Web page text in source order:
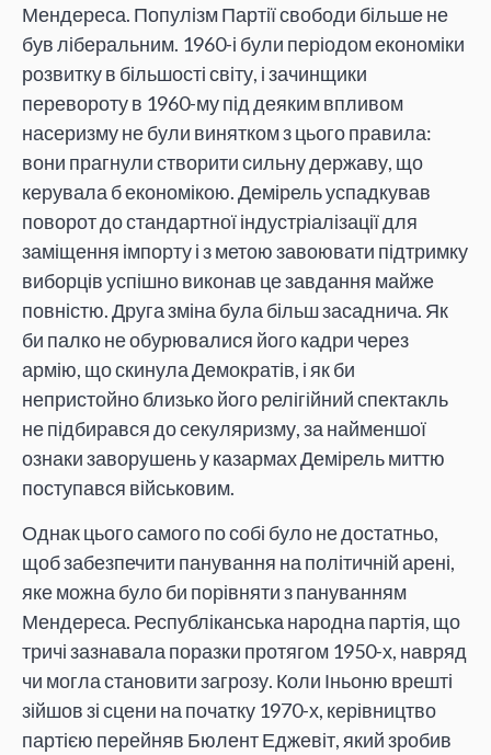
Мендереса. Популізм Партії свободи більше не
був ліберальним. 1960-і були періодом економіки
розвитку в більшості світу, і зачинщики
перевороту в 1960-му під деяким впливом
насеризму не були винятком з цього правила:
вони прагнули створити сильну державу, що
керувала б економікою. Демірель успадкував
поворот до стандартної індустріалізації для
заміщення імпорту і з метою завоювати підтримку
виборців успішно виконав це завдання майже
повністю. Друга зміна була більш засаднича. Як
би палко не обурювалися його кадри через
армію, що скинула Демократів, і як би
непристойно близько його релігійний спектакль
не підбирався до секуляризму, за найменшої
ознаки заворушень у казармах Демірель миттю
поступався військовим.
Однак цього самого по собі було не достатньо,
щоб забезпечити панування на політичній арені,
яке можна було би порівняти з пануванням
Мендереса. Республіканська народна партія, що
тричі зазнавала поразки протягом 1950-х, навряд
чи могла становити загрозу. Коли Іньоню врешті
зійшов зі сцени на початку 1970-х, керівництво
партією перейняв Бюлент Еджевіт, який зробив